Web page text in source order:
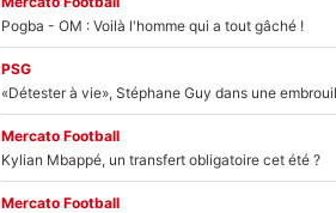
Pogba - OM : Voilà l'homme qui a tout gâché !
PSG
Mercato Football
Kylian Mbappé, un transfert obligatoire cet été ?
Mercato Football